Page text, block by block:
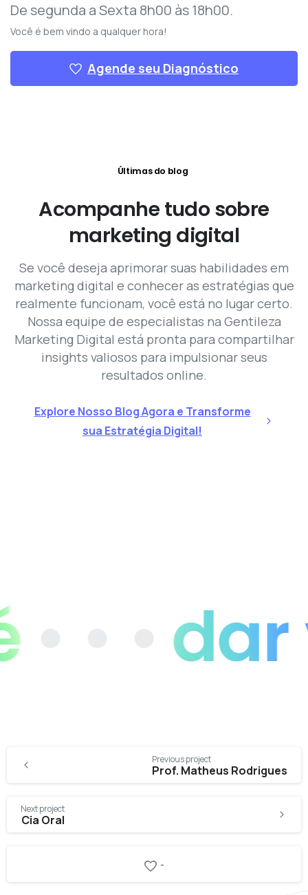
De segunda a Sexta 8h00 às 18h00.
Você é bem vindo a qualquer hora!
Agende seu Diagnóstico
Últimas do blog
Acompanhe tudo sobre
marketing digital
Se você deseja aprimorar suas habilidades em
marketing digital e conhecer as estratégias que
realmente funcionam, você está no lugar certo.
Nossa equipe de especialistas na Gentileza
Marketing Digital está pronta para compartilhar
insights valiosos para impulsionar seus
resultados online.
Explore Nosso Blog Agora e Transforme
sua Estratégia Digital!
• dar
Reading
Previous project
Prof. Matheus Rodrigues
Next project
Cia Oral
-